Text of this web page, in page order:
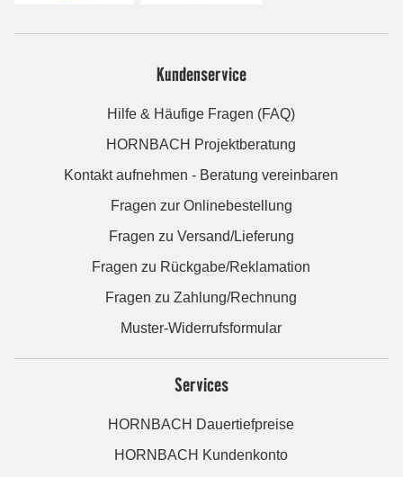
Kundenservice
Hilfe & Häufige Fragen (FAQ)
HORNBACH Projektberatung
Kontakt aufnehmen - Beratung vereinbaren
Fragen zur Onlinebestellung
Fragen zu Versand/Lieferung
Fragen zu Rückgabe/Reklamation
Fragen zu Zahlung/Rechnung
Muster-Widerrufsformular
Services
HORNBACH Dauertiefpreise
HORNBACH Kundenkonto